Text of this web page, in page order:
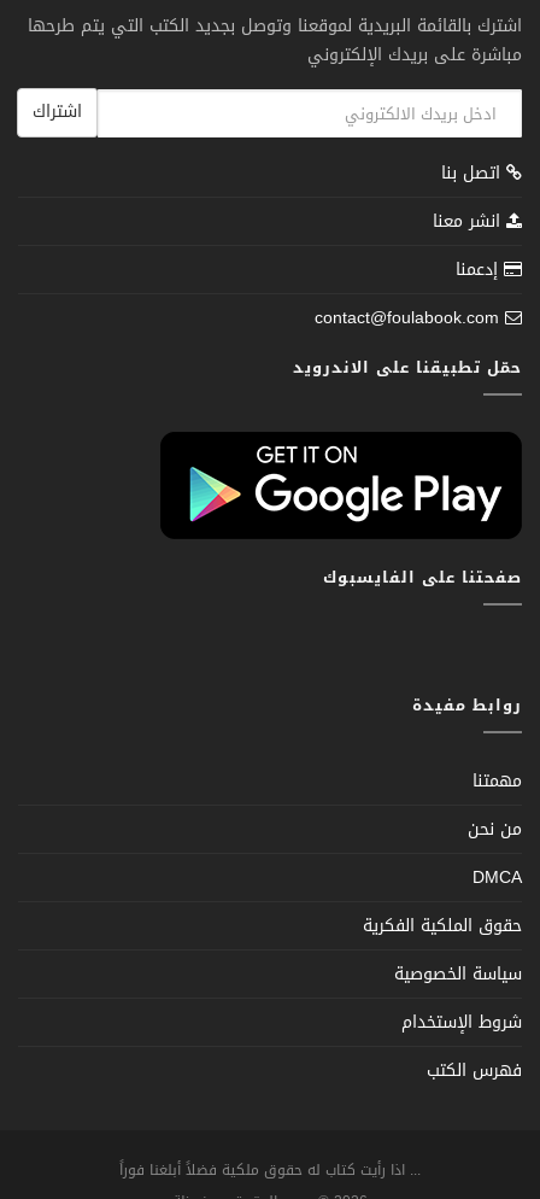
اشترك بالقائمة البريدية لموقعنا وتوصل بجديد الكتب التي يتم طرحها
مباشرة على بريدك الإلكتروني
اشتراك
اتصل بنا
انشر معنا
إدعمنا
contact@foulabook.com
حمّل تطبيقنا على الاندرويد
صفحتنا على الفايسبوك
روابط مفيدة
مهمتنا
من نحن
DMCA
حقوق الملكية الفكرية
سياسة الخصوصية
شروط الإستخدام
فهرس الكتب
... اذا رأيت كتاب له حقوق ملكية فضلاً أبلغنا فوراً